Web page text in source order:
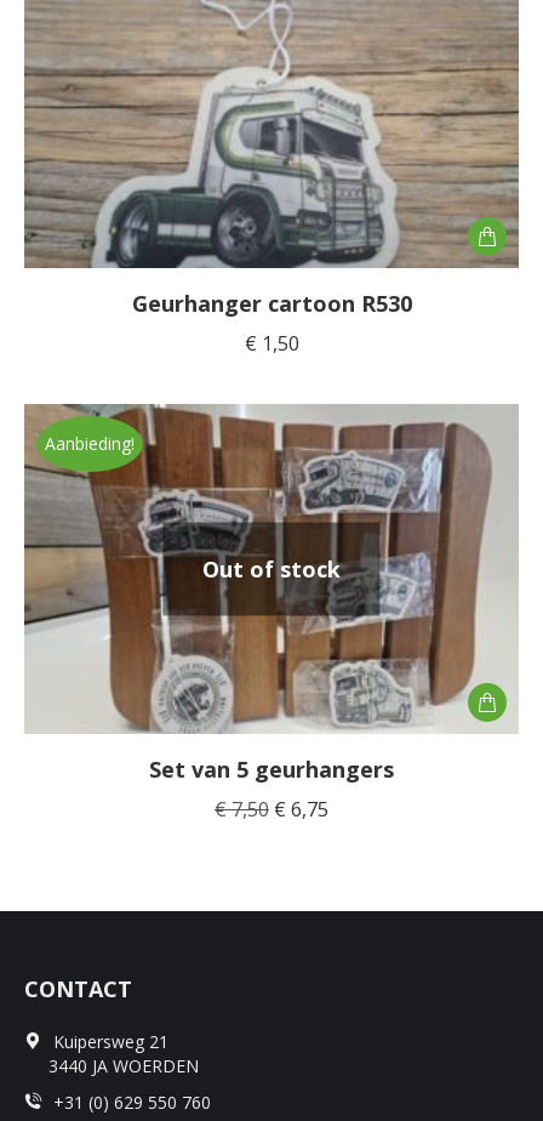
Geurhanger cartoon R530
€ 1,50
Aanbieding!
Out of stock
Set van 5 geurhangers
€7,50 Oorspronkelijke
€ 7,50.
€ 6,75
€ 6,75.
CONTACT
Kuipersweg 21
3440 JA WOERDEN
+31 (0) 629 550 760